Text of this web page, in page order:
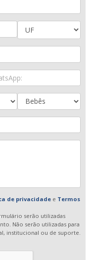
de privacidadee Termos
serão utilizadas
Não serão utilizadas para
institucional ou de suporte.